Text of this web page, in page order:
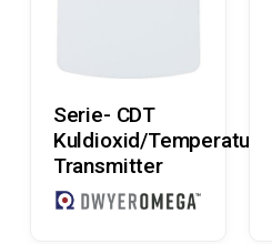
Serie- CDT
Kuldioxid/Temperatur
Transmitter